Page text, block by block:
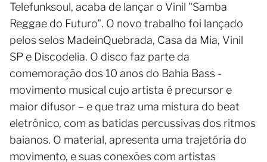
Telefunksoul, acaba de lançar o Vinil "Samba
Reggae do Futuro". O novo trabalho foi lançado
pelos selos MadeinQuebrada, Casa da Mia, Vinil
SP e Discodelia. O disco faz parte da
comemoração dos 10 anos do Bahia Bass -
movimento musical cujo artista é precursor e
maior difusor – e que traz uma mistura do beat
eletrônico, com as batidas percussivas dos ritmos
baianos. O material, apresenta uma trajetória do
movimento, e suas conexões com artistas